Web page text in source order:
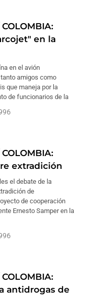
en la
en el avión
amigos como
que maneja por la
de funcionarios de la
extradición
el debate de la
de
de cooperación
Ernesto Samper en la
antidrogas de